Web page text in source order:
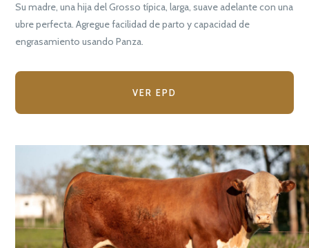
Su madre, una hija del Grosso típica, larga, suave adelante con una
ubre perfecta. Agregue facilidad de parto y capacidad de
engrasamiento usando Panza.
VER EPD